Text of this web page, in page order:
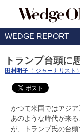
WEDGE REPORT
トランプ台頭に
田村明子 （ ジャーナリスト）
かつて米国ではアジ
あのような時代が来
が、トランプ氏の台頭